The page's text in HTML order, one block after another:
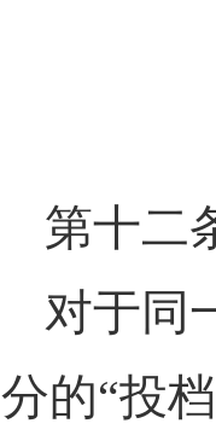
第十二
对于同
分的“投